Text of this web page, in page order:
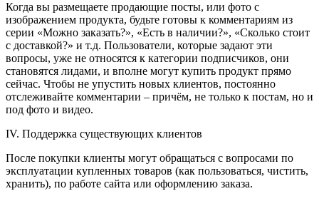
Когда вы размещаете продающие посты, или фото с
изображением продукта, будьте готовы к комментариям из
серии «Можно заказать?», «Есть в наличии?», «Сколько стоит
с доставкой?» и т.д. Пользователи, которые задают эти
вопросы, уже не относятся к категории подписчиков, они
становятся лидами, и вполне могут купить продукт прямо
сейчас. Чтобы не упустить новых клиентов, постоянно
отслеживайте комментарии – причём, не только к постам, но и
под фото и видео.
IV. Поддержка существующих клиентов
После покупки клиенты могут обращаться с вопросами по
эксплуатации купленных товаров (как пользоваться, чистить,
хранить), по работе сайта или оформлению заказа.